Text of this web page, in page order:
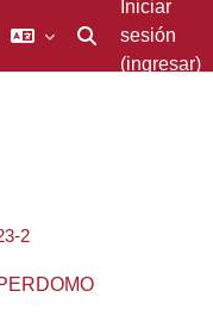
Activar o
Iniciar
sesión
(ingresar)
2